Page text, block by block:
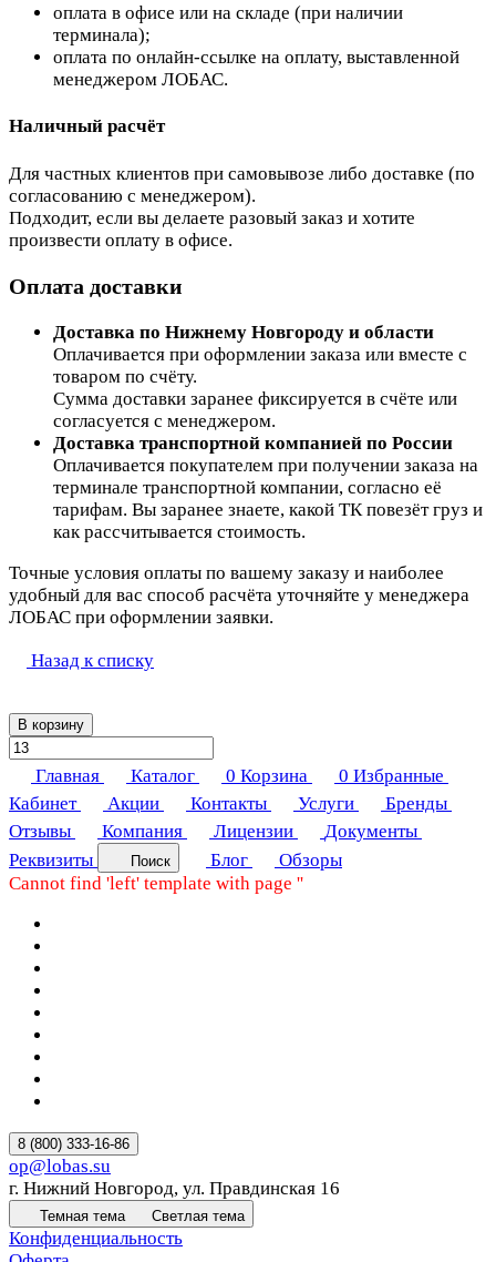
оплата в офисе или на складе (при наличии
терминала);
оплата по онлайн-ссылке на оплату, выставленной
менеджером ЛОБАС.
Наличный расчёт
Для частных клиентов при самовывозе либо доставке (по
согласованию с менеджером).
Подходит, если вы делаете разовый заказ и хотите
произвести оплату в офисе.
Оплата доставки
Доставка по Нижнему Новгороду и области
Оплачивается при оформлении заказа или вместе с
товаром по счёту.
Сумма доставки заранее фиксируется в счёте или
согласуется с менеджером.
Доставка транспортной компанией по России
Оплачивается покупателем при получении заказа на
терминале транспортной компании, согласно её
тарифам. Вы заранее знаете, какой ТК повезёт груз и
как рассчитывается стоимость.
Точные условия оплаты по вашему заказу и наиболее
удобный для вас способ расчёта уточняйте у менеджера
ЛОБАС при оформлении заявки.
Назад к списку
В корзину
Главная Каталог 0 Корзина 0 Избранные
Кабинет
Акции Контакты Услуги
Бренды
Отзывы
Компания Лицензии
Документы
Реквизиты
Поиск Блог
Обзоры
Cannot find 'left' template with page ''
8 (800) 333-16-86
op@lobas.su
г. Нижний Новгород, ул. Правдинская 16
Темная тема Светлая тема
Конфиденциальность